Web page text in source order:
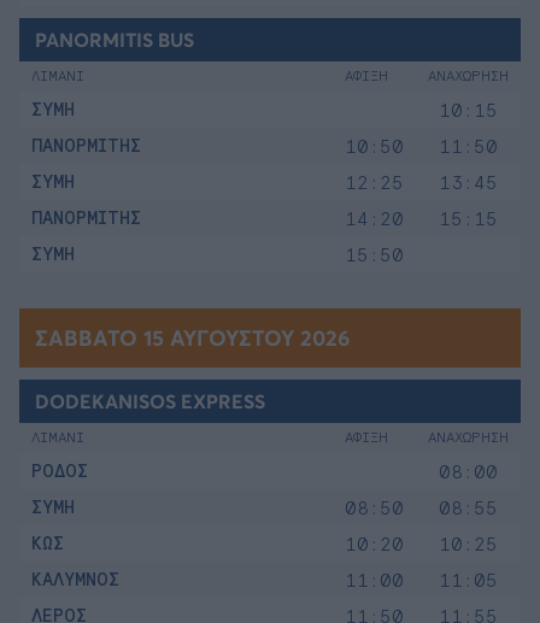
PANORMITIS BUS
ΛΙΜΑΝΙ ΑΦΙΞΗ ΑΝΑΧΩΡΗΣΗ
ΣΥΜΗ
10:15
ΠΑΝΟΡΜΙΤΗΣ
10:50
11:50
ΣΥΜΗ
12:25
13:45
ΠΑΝΟΡΜΙΤΗΣ
14:20
15:15
ΣΥΜΗ
15:50
ΣΆΒΒΑΤΟ 15 ΑΥΓΟΎΣΤΟΥ 2026
DODEKANISOS EXPRESS
ΛΙΜΑΝΙ ΑΦΙΞΗ ΑΝΑΧΩΡΗΣΗ
ΡΟΔΟΣ
08:00
ΣΥΜΗ
08:50
08:55
ΚΩΣ
10:20
10:25
ΚΑΛΥΜΝΟΣ
11:00
11:05
ΛΕΡΟΣ
11:50
11:55